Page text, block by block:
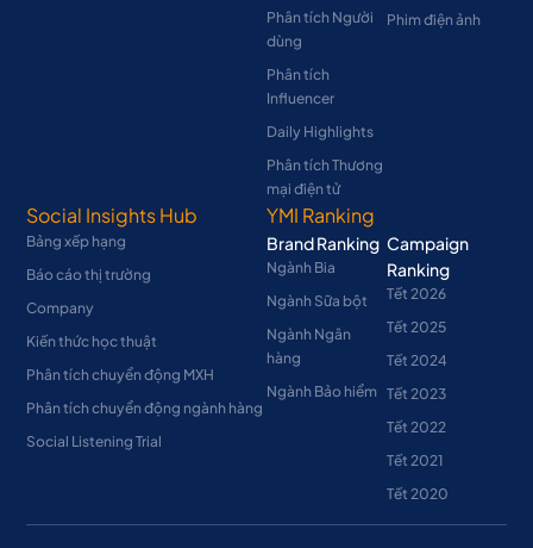
Phân tích Người
dùng
Phân tích
Influencer
Daily Highlights
Phân tích Thương
mại điện tử
Phim điện ảnh
Social Insights Hub
Bảng xếp hạng
Báo cáo thị trường
Company
Kiến thức học thuật
Phân tích chuyển động MXH
Phân tích chuyển động ngành hàng
Social Listening Trial
YMI Ranking
Brand Ranking
Ngành Bia
Ngành Sữa bột
Ngành Ngân
hàng
Ngành Bảo hiểm
Campaign
Ranking
Tết 2026
Tết 2025
Tết 2024
Tết 2023
Tết 2022
Tết 2021
Tết 2020